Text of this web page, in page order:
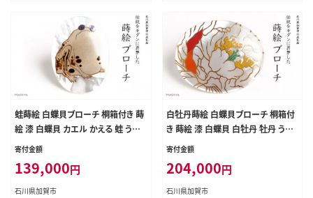
蛙蒔絵 白蝶貝ブローチ 桐箱付き 蒔
絵 漆 白蝶貝 カエル かえる 蛙 うる
しアート ブローチ アクセサリー ギフ
興 震災 コロナ 能登半島地震復興支
援 北陸新幹線 F6P-1522
寄付金額
139,000円
石川県加賀市
白牡丹蒔絵 白蝶貝ブローチ 桐箱付
き 蒔絵 漆 白蝶貝 白牡丹 牡丹 うる
しアート ハンドメイド ブローチ アク
産 日本製 復興 震災 コロナ 能登半
島地震復興支援 北陸新幹線 F6P-1
寄付金額
204,000円
石川県加賀市